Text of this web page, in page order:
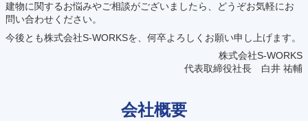
建物に関するお悩みやご相談がございましたら、どうぞお気軽にお
問い合わせください。
今後とも株式会社S-WORKSを、何卒よろしくお願い申し上げます。
株式会社S-WORKS
代表取締役社長 白井 祐輔
会社概要